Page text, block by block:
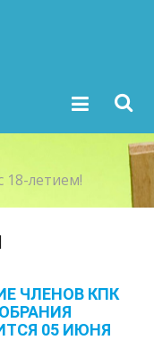
18-летием!
ЧЛЕНОВ КПК
05 ИЮНЯ